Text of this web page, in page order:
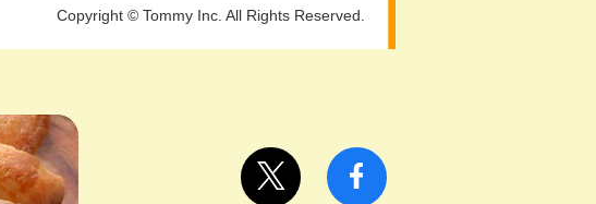
Copyright © Tommy Inc. All Rights Reserved.